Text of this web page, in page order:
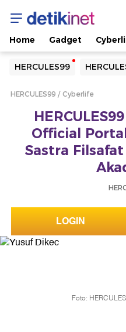
Home Gadget
HERCULES99
Yang sedang ramai dicari
Loading...
Loading...
HERCULES99 Cyberlife
Official
Sastra
LOGIN
Foto: